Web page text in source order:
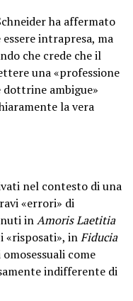
ha affermato
intrapresa, ma
che crede che il
una «professione
dottrine ambigue»
la vera
​​nel contesto di una
«errori» di
inAmoris Laetitia
«risposati», inFiducia
come
indifferente di